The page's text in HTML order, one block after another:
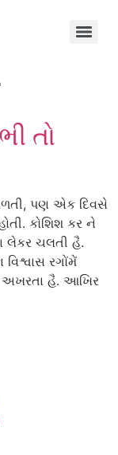
તો
પણ એક દિવસે
કોશિશ કર ને
લેકર ચલતી હૈ.
રગોંમેં
અખરતા હૈ. આખિર